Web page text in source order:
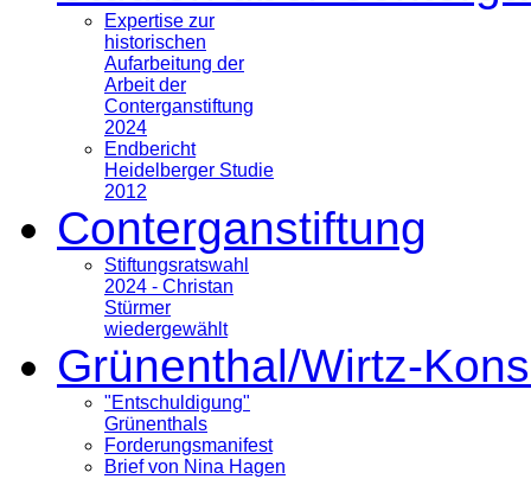
Expertise zur
historischen
Aufarbeitung der
Arbeit der
Conterganstiftung
2024
Endbericht
Heidelberger Studie
2012
Conterganstiftung
Stiftungsratswahl
2024 - Christan
Stürmer
wiedergewählt
Grünenthal/Wirtz-
"Entschuldigung"
Grünenthals
Forderungsmanifest
Brief von Nina Hagen